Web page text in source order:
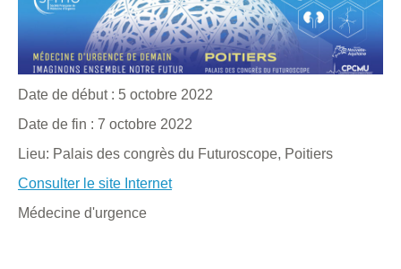
Date de début : 5 octobre 2022
Date de fin : 7 octobre 2022
Lieu: Palais des congrès du Futuroscope, Poitiers
Consulter le site Internet
Médecine d'urgence